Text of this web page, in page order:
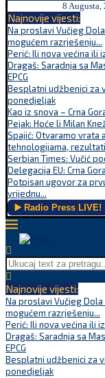
8 Augusta,
Najnovije vijesti:
Na proslavi Vučjeg
mogućem razrješenju...
Perić: Ili nova većina ili
Dragaš: Saradnja sa
EPCG
Besplatni udžbenici za
ponedjeljak
Kao iz snova – Crna
Pejak: Hoće li Milan
Spajić: Otvaramo vrata
tehnologijama,
Serbian Times: Vučić
Delegacija EU: Crna
Potpisan ugovor za
vrijednu...
▶️ Radio Press LIVE!
Najnovije vijesti:
Na proslavi Vučjeg
mogućem razrješenju...
Perić: Ili nova većina ili
Dragaš: Saradnja sa
EPCG
Besplatni udžbenici za
ponedjeljak